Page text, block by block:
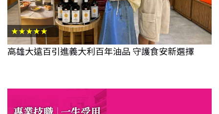
★★★★★
高雄大遠百引進義大利百年油品 守護食安新選擇